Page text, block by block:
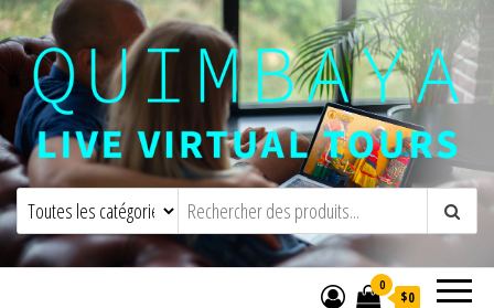
Quimbaya Virtual ToursVisites virtuelles interactives en direct
0
$0